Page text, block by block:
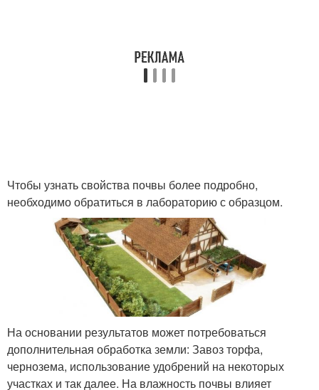
Чтобы узнать свойства почвы более подробно,
необходимо обратиться в лабораторию с образцом.
На основании результатов может потребоваться
дополнительная обработка земли: Завоз торфа,
чернозема, использование удобрений на некоторых
участках и так далее. На влажность почвы влияет